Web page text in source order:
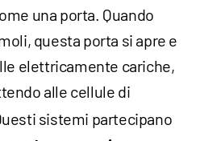
una porta. Quando
questa porta si apre e
elettricamente cariche,
alle cellule di
sistemi partecipano